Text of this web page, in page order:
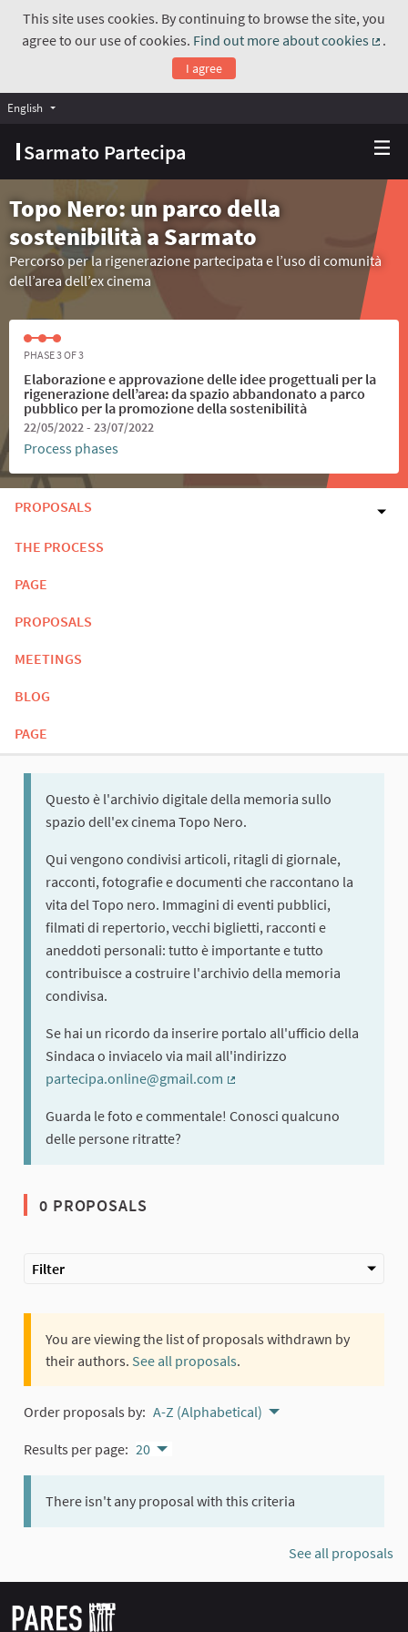
This site uses cookies. By continuing to browse the site, you
agree to our use of cookies. Find out more about cookies
.
I agree
Sarmato Partecipa
English Choose language
Topo Nero: un parco della
sostenibilità a Sarmato
Percorso per la rigenerazione partecipata e l’uso di comunità
dell’area dell’ex cinema
PHASE 3 OF 3
Elaborazione e approvazione delle idee progettuali per la
rigenerazione dell’area: da spazio abbandonato a parco
pubblico per la promozione della sostenibilità
22/05/2022 - 23/07/2022
Process phases
PROPOSALS
THE PROCESS
PAGE
PROPOSALS
MEETINGS
BLOG
PAGE
Questo è l'archivio digitale della memoria sullo
spazio dell'ex cinema Topo Nero.
Qui vengono condivisi articoli, ritagli di giornale,
racconti, fotografie e documenti che raccontano la
vita del Topo nero. Immagini di eventi pubblici,
filmati di repertorio, vecchi biglietti, racconti e
aneddoti personali: tutto è importante e tutto
contribuisce a costruire l'archivio della memoria
condivisa.
Se hai un ricordo da inserire portalo all'ufficio della
Sindaca o inviacelo via mail all'indirizzo
partecipa.online@gmail.com
Guarda le foto e commentale! Conosci qualcuno
delle persone ritratte?
0 PROPOSALS
Filter
You are viewing the list of proposals withdrawn by
their authors. See all proposals.
Order proposals by: A-Z (Alphabetical)
Results per page: 20
There isn't any proposal with this criteria
See all proposals